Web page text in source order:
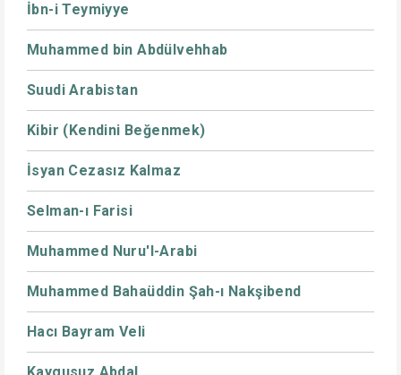
İbn-i Teymiyye
Muhammed bin Abdülvehhab
Suudi Arabistan
Kibir (Kendini Beğenmek)
İsyan Cezasız Kalmaz
Selman-ı Farisi
Muhammed Nuru'l-Arabi
Muhammed Bahaüddin Şah-ı Nakşibend
Hacı Bayram Veli